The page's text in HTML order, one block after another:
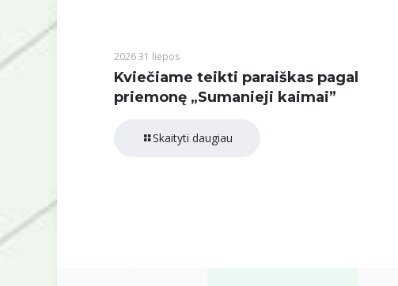
2026 31 liepos
Kviečiame teikti paraiškas pagal
priemonę „Sumanieji kaimai”
Skaityti daugiau